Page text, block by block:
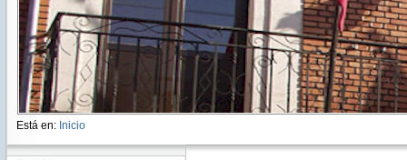
Está en: Inicio